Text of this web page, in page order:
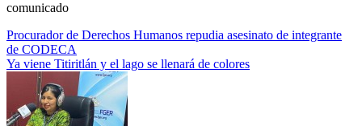
comunicado
Navegación
de
entradas
Procurador de Derechos Humanos repudia asesinato de integrante
de CODECA
Ya viene Titiritlán y el lago se llenará de colores